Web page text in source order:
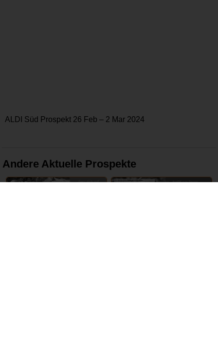
ALDI Süd Prospekt 26 Feb – 2 Mar 2024
Andere Aktuelle Prospekte